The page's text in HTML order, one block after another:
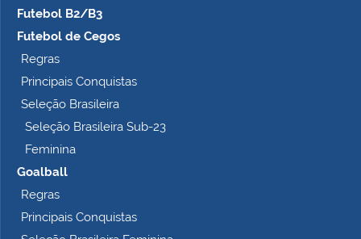
m
p
e
t
o
Futebol B2/B3
Futebol de Cegos
Regras
Principais Conquistas
Seleção Brasileira
Seleção Brasileira Sub-23
Feminina
Goalball
Regras
Principais Conquistas